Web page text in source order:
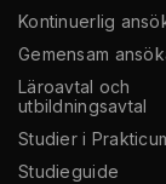
Kontinuerlig
Gemensam
Läroavtal och
utbildningsavtal
Studier i
Studieguide